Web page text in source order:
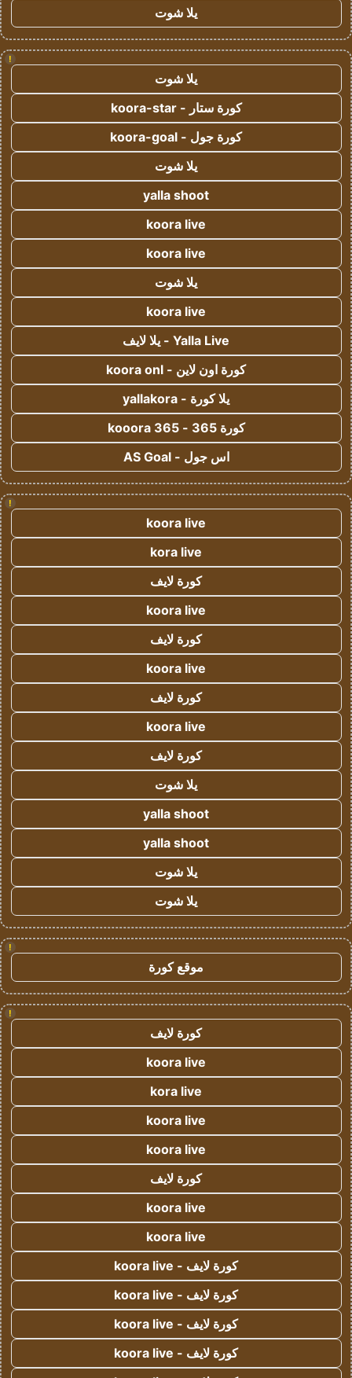
يلا شوت
!
يلا شوت
كورة ستار - koora-star
كورة جول - koora-goal
يلا شوت
yalla shoot
koora live
koora live
يلا شوت
koora live
Yalla Live - يلا لايف
كورة اون لاين - koora onl
يلا كورة - yallakora
كورة 365 - kooora 365
اس جول - AS Goal
!
koora live
kora live
كورة لايف
koora live
كورة لايف
koora live
كورة لايف
koora live
كورة لايف
يلا شوت
yalla shoot
yalla shoot
يلا شوت
يلا شوت
!
موقع كورة
!
كورة لايف
koora live
kora live
koora live
koora live
كورة لايف
koora live
koora live
كورة لايف - koora live
كورة لايف - koora live
كورة لايف - koora live
كورة لايف - koora live